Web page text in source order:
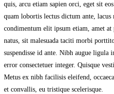
quis, arcu etiam sapien orci, eget sit
quam lobortis lectus dictum ante,
condimentum elit ipsum etiam, amet
natus, sit malesuada taciti morbi
suspendisse id ante. Nibh augue ligula
error consectetuer integer. Quisque
Metus ex nibh facilisis eleifend,
et convallis, eu tristique scelerisque.